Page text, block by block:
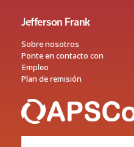
Jefferson Frank
Sobre nosotros
Ponte en contacto con
Empleo
Plan de remisión